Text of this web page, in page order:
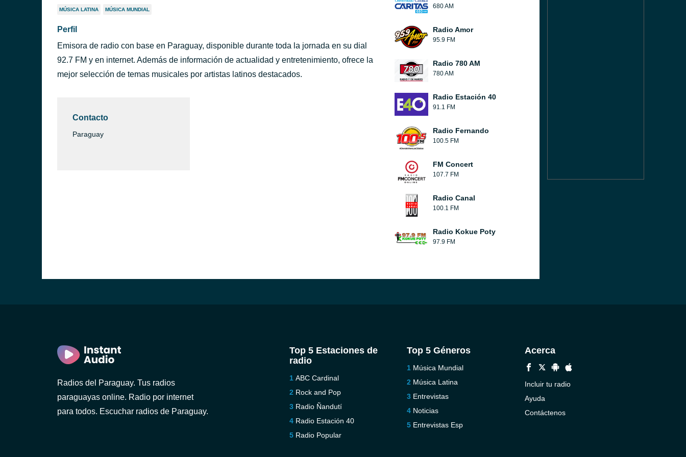
MÚSICA LATINA MÚSICA MUNDIAL
Perfil
Emisora de radio con base en Paraguay, disponible durante toda la jornada en su dial
92.7 FM y en internet. Además de información de actualidad y entretenimiento, ofrece la
mejor selección de temas musicales por artistas latinos destacados.
Contacto
Paraguay
680 AM
Radio Amor
95.9 FM
Radio 780 AM
780 AM
Radio Estación 40
91.1 FM
Radio Fernando
100.5 FM
FM Concert
107.7 FM
Radio Canal
100.1 FM
Radio Kokue Poty
97.9 FM
Radios del Paraguay. Tus radios
paraguayas online. Radio por internet
para todos. Escuchar radios de Paraguay.
Top 5 Estaciones de
radio
ABC Cardinal
Rock and Pop
Radio Ñandutí
Radio Estación 40
Radio Popular
Top 5 Géneros
Música Mundial
Música Latina
Entrevistas
Noticias
Entrevistas Esp
Acerca
Incluir tu radio
Ayuda
Contáctenos